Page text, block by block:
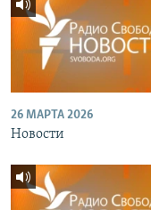
26 МАРТА 2026
Новости